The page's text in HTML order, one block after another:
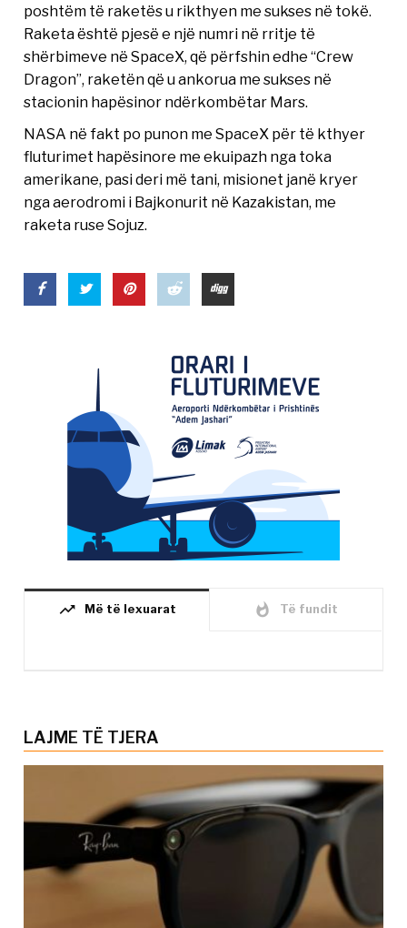
poshtëm të raketës u rikthyen me sukses në tokë.
Raketa është pjesë e një numri në rritje të
shërbimeve në SpaceX, që përfshin edhe “Crew
Dragon”, raketën që u ankorua me sukses në
stacionin hapësinor ndërkombëtar Mars.
NASA në fakt po punon me SpaceX për të kthyer
fluturimet hapësinore me ekuipazh nga toka
amerikane, pasi deri më tani, misionet janë kryer
nga aerodromi i Bajkonurit në Kazakistan, me
raketa ruse Sojuz.
trending_up Më të lexuarat whatshot Të fundit
LAJME TË TJERA